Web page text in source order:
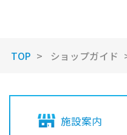
TOP ショップガイド
施設案内